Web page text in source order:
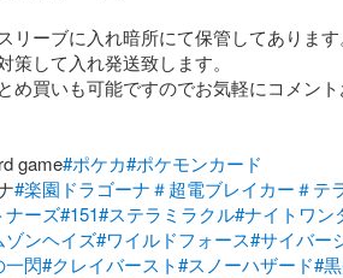
リーブに入れ暗所にて保管してあります
策して入れ発送致します。
め買いも可能ですのでお気軽にコメント
game#ポケカ#ポケモンカード
#楽園ドラゴーナ＃超電ブレイカー＃テ
ナーズ#151#ステラミラクル#ナイトワン
ゾンヘイズ#ワイルドフォース#サイバー
一閃#クレイバースト#スノーハザード#